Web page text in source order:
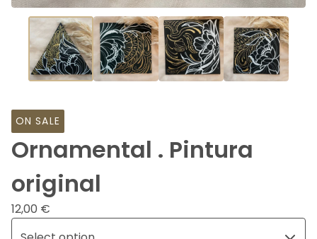
ON SALE
Ornamental . Pintura
original
12,00 €